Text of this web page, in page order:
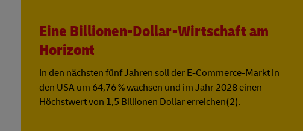
Eine Billionen-Dollar-Wirtschaft am
Horizont
In den nächsten fünf Jahren soll der E-Commerce-Markt in
den USA um 64,76 % wachsen und im Jahr 2028 einen
Höchstwert von 1,5 Billionen Dollar erreichen(2).